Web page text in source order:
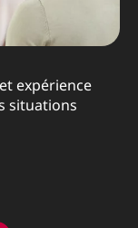
expérience
situations